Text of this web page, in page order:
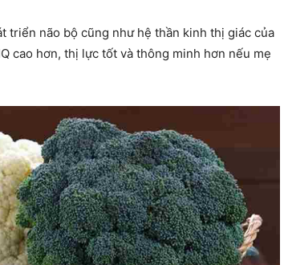
triển não bộ cũng như hệ thần kinh thị giác của
cao hơn, thị lực tốt và thông minh hơn nếu mẹ